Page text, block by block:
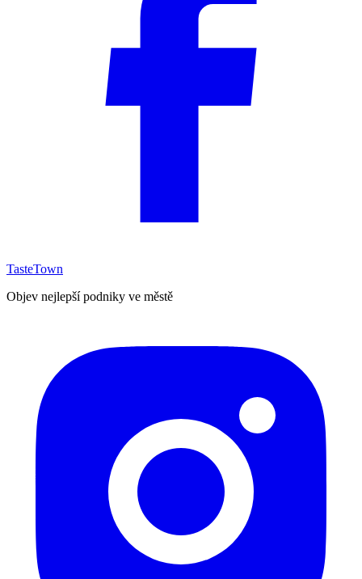
TasteTown
Objev nejlepší podniky ve městě